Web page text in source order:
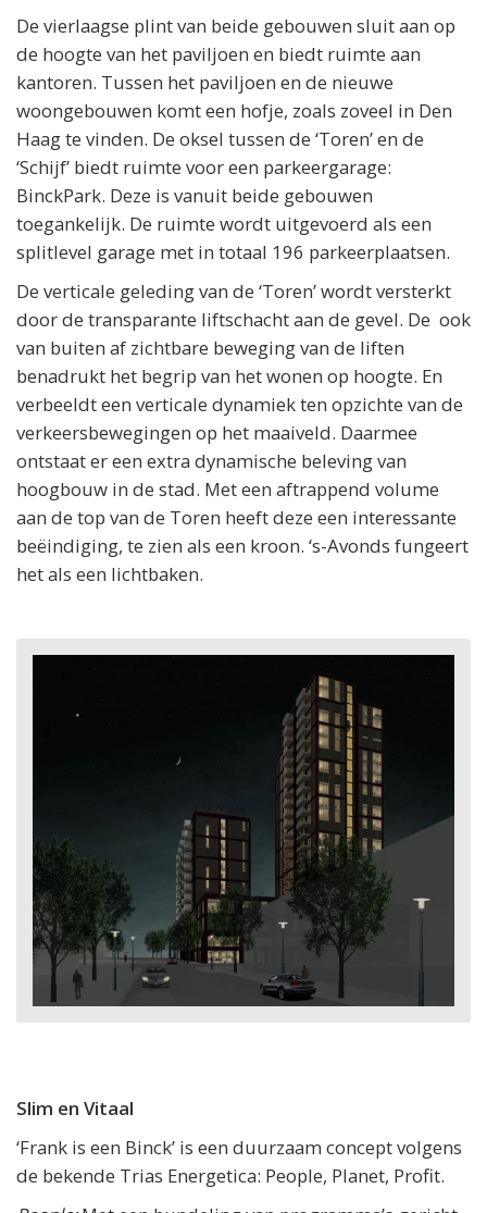
De vierlaagse plint van beide gebouwen sluit aan op
de hoogte van het paviljoen en biedt ruimte aan
kantoren. Tussen het paviljoen en de nieuwe
woongebouwen komt een hofje, zoals zoveel in Den
Haag te vinden. De oksel tussen de ‘Toren’ en de
‘Schijf’ biedt ruimte voor een parkeergarage:
BinckPark. Deze is vanuit beide gebouwen
toegankelijk. De ruimte wordt uitgevoerd als een
splitlevel garage met in totaal 196 parkeerplaatsen.
De verticale geleding van de ‘Toren’ wordt versterkt
door de transparante liftschacht aan de gevel. De ook
van buiten af zichtbare beweging van de liften
benadrukt het begrip van het wonen op hoogte. En
verbeeldt een verticale dynamiek ten opzichte van de
verkeersbewegingen op het maaiveld. Daarmee
ontstaat er een extra dynamische beleving van
hoogbouw in de stad. Met een aftrappend volume
aan de top van de Toren heeft deze een interessante
beëindiging, te zien als een kroon. ‘s-Avonds fungeert
het als een lichtbaken.
Slim en Vitaal
‘Frank is een Binck’ is een duurzaam concept volgens
de bekende Trias Energetica: People, Planet, Profit.